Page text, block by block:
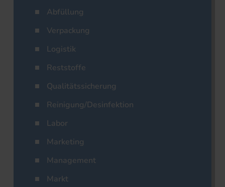
Abfüllung
Verpackung
Logistik
Reststoffe
Qualitätssicherung
Reinigung/Desinfektion
Labor
Marketing
Management
Markt